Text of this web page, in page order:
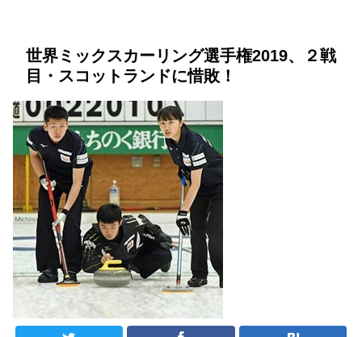
世界ミックスカーリング選手権2019、２戦
目・スコットランドに惜敗！